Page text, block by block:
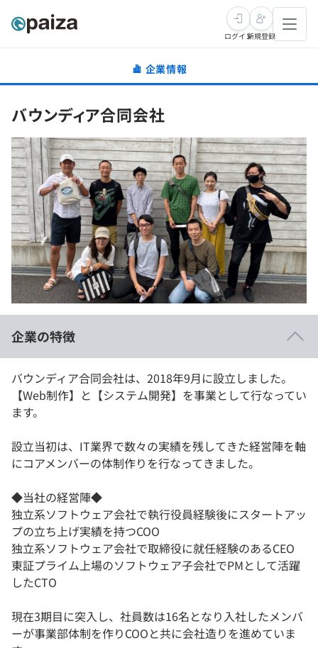
求人検索
インタビュー
転職成功ガイド
転職エージェント
未経験転職
求人検索
インタビュー
転職成功ガイド
新卒就活
求人検索
本選考
インターン
新卒エージェント
イベント・セミナー
就活成功ガイド
学習
講座一覧
問題集
4択課題
ナレッジ
プラン
法人向けプラン
学校向けプラン
契約内容・クーポン
スキルチェック
プログラミング言語
SQL
評価結果一覧
ゲーム・マンガ
メディア
paiza times
note
ログイン新規登録
企業情報
バウンディア合同会社
企業の特徴
バウンディア合同会社は、2018年9月に設立しました。
【Web制作】と【システム開発】を事業として行なってい
ます。
設立当初は、IT業界で数々の実績を残してきた経営陣を軸
にコアメンバーの体制作りを行なってきました。
◆当社の経営陣◆
独立系ソフトウェア会社で執行役員経験後にスタートアッ
プの立ち上げ実績を持つCOO
独立系ソフトウェア会社で取締役に就任経験のあるCEO
東証プライム上場のソフトウェア子会社でPMとして活躍
したCTO
現在3期目に突入し、社員数は16名となり入社したメンバ
ーが事業部体制を作りCOOと共に会社造りを進めていま